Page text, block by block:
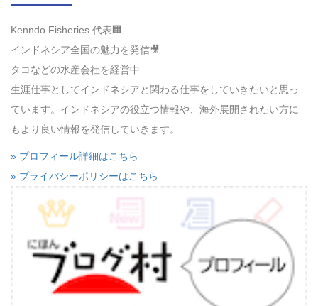
Kenndo Fisheries 代表🏢
インドネシア全国の魅力を発信🎥
タコなどの水産会社を経営中
生涯仕事としてインドネシアと関わる仕事をしていきたいと思っ
ています。インドネシアの役立つ情報や、海外展開されたい方に
もより良い情報を発信していきます。
» プロフィール詳細はこちら
» プライバシーポリシーはこちら